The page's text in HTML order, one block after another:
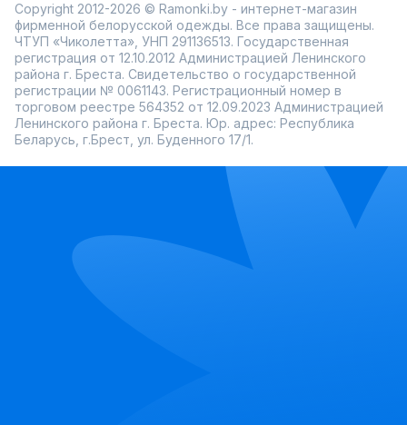
Copyright 2012-2026 © Ramonki.by - интернет-магазин
фирменной белорусской одежды. Все права защищены.
ЧТУП «Чиколетта», УНП 291136513. Государственная
регистрация от 12.10.2012 Администрацией Ленинского
района г. Бреста. Свидетельство о государственной
регистрации № 0061143. Регистрационный номер в
торговом реестре 564352 от 12.09.2023 Администрацией
Ленинского района г. Бреста. Юр. адрес: Республика
Беларусь, г.Брест, ул. Буденного 17/1.